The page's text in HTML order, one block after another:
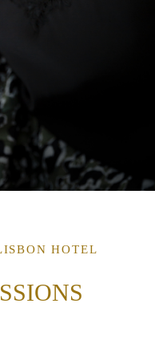
HOTEL